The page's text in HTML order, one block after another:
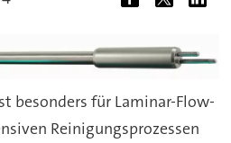
besonders für Laminar-Flow-
Reinigungsprozessen